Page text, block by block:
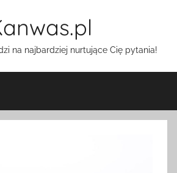
na najbardziej nurtujące Cię pytania!